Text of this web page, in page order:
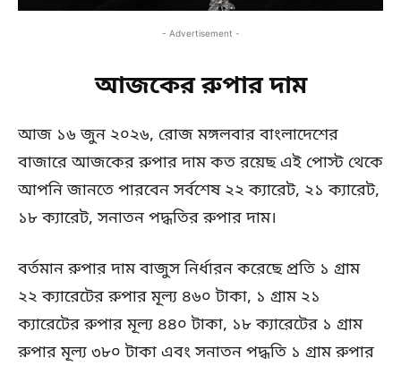
- Advertisement -
আজকের রুপার দাম
আজ ১৬ জুন ২০২৬, রোজ মঙ্গলবার বাংলাদেশের
বাজারে আজকের রুপার দাম কত রয়েছ এই পোস্ট থেকে
আপনি জানতে পারবেন সর্বশেষ ২২ ক্যারেট, ২১ ক্যারেট,
১৮ ক্যারেট, সনাতন পদ্ধতির রুপার দাম।
বর্তমান রুপার দাম বাজুস নির্ধারন করেছে প্রতি ১ গ্রাম
২২ ক্যারেটের রুপার মূল্য ৪৬০ টাকা, ১ গ্রাম ২১
ক্যারেটের রুপার মূল্য ৪৪০ টাকা, ১৮ ক্যারেটের ১ গ্রাম
রুপার মূল্য ৩৮০ টাকা এবং সনাতন পদ্ধতি ১ গ্রাম রুপার